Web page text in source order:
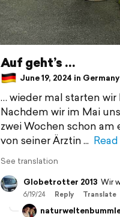
Auf geht’s …
June 19, 2024 in Germany
… wieder mal starten
Nachdem wir im Mai
zwei Wochen schon
von seiner Ärztin
See translation
Globetrotter 2013 Wir
6/19/24 Reply Translate